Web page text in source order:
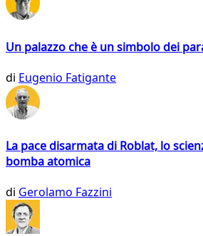
Un palazzo che è un simbolo dei
di Eugenio Fatigante
La pace disarmata di Roblat, lo
bomba atomica
di Gerolamo Fazzini